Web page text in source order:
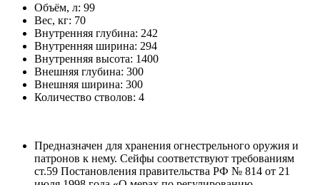
Объём, л: 99
Вес, кг: 70
Внутренняя глубина: 242
Внутренняя ширина: 294
Внутренняя высота: 1400
Внешняя глубина: 300
Внешняя ширина: 300
Количество стволов: 4
Предназначен для хранения огнестрельного оружия и
патронов к нему. Сейфы соответствуют требованиям
ст.59 Постановления правительства РФ № 814 от 21